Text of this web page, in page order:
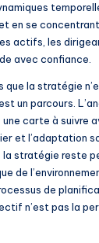
en se
actifs, les
avec confiance.
que la stratégie
un parcours.
carte à suivre
et l’adaptation
la stratégie reste
de
de
n’est pas la